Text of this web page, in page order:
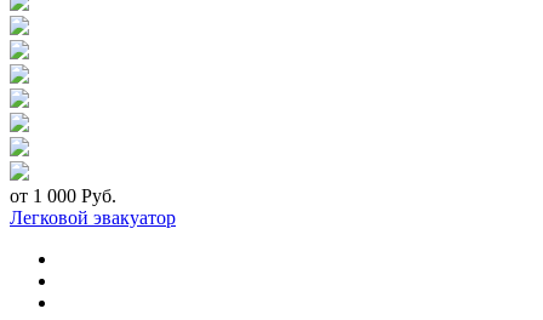
от 1 000 Руб.
Легковой эвакуатор